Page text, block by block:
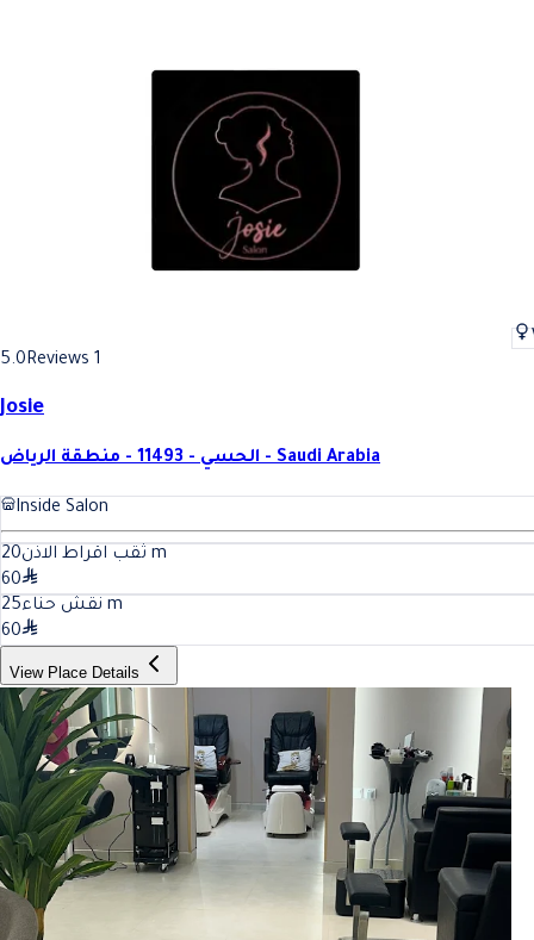
5.0Reviews 1
Josie
الحسي - 11493 - منطقة الرياض - Saudi Arabia
Inside Salon
ثقب اقراط الاذن20
m
60
نقش حناء25
m
60
View Place Details